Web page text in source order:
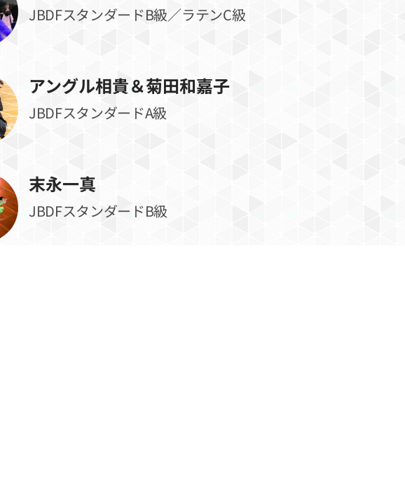
JBDFスタンダードB級／ラテンC級
アングル相貴＆菊田和嘉子
JBDFスタンダードA級
末永一真
JBDFスタンダードB級